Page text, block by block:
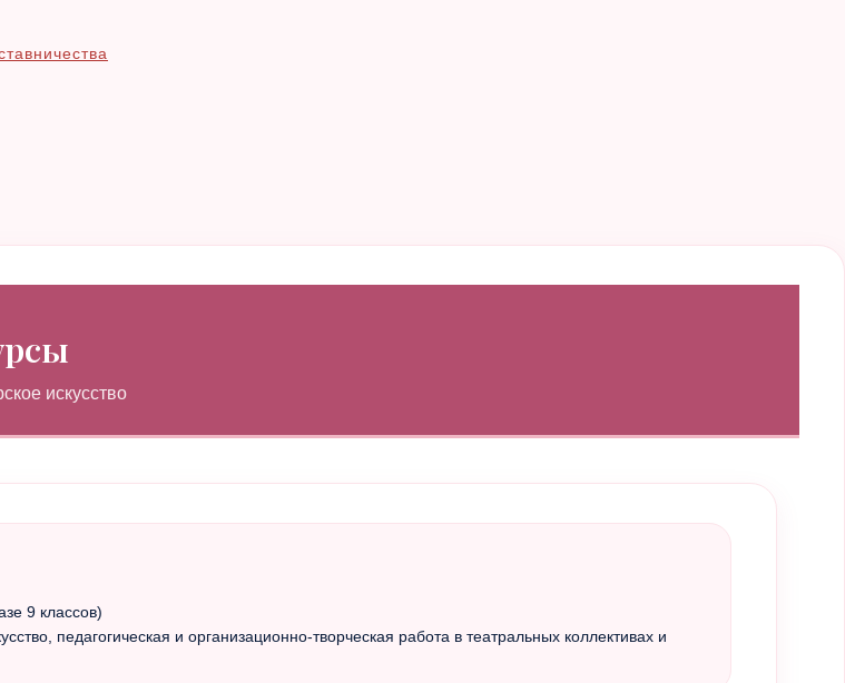
искусство
9 классов)
педагогическая и организационно-творческая работа в театральных коллективах и